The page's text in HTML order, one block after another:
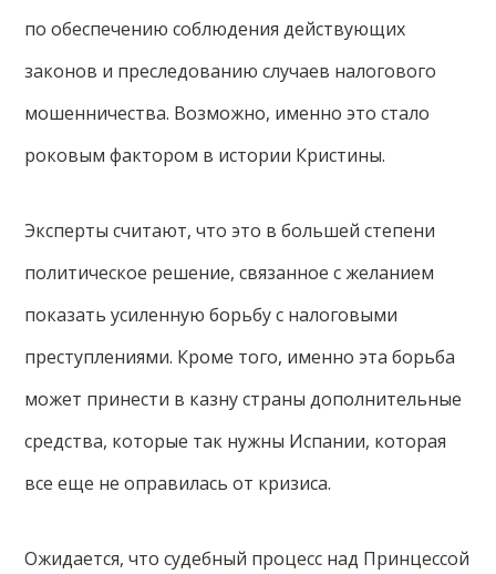
по обеспечению соблюдения действующих
законов и преследованию случаев налогового
мошенничества. Возможно, именно это стало
роковым фактором в истории Кристины.
Эксперты считают, что это в большей степени
политическое решение, связанное с желанием
показать усиленную борьбу с налоговыми
преступлениями. Кроме того, именно эта борьба
может принести в казну страны дополнительные
средства, которые так нужны Испании, которая
все еще не оправилась от кризиса.
Ожидается, что судебный процесс над Принцессой